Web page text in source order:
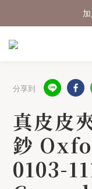
🎁
分享到
真皮皮
鈔
0103-